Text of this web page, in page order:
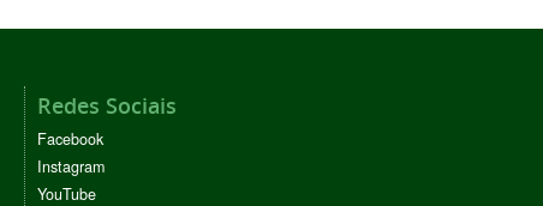
Redes Sociais
Facebook
Instagram
YouTube